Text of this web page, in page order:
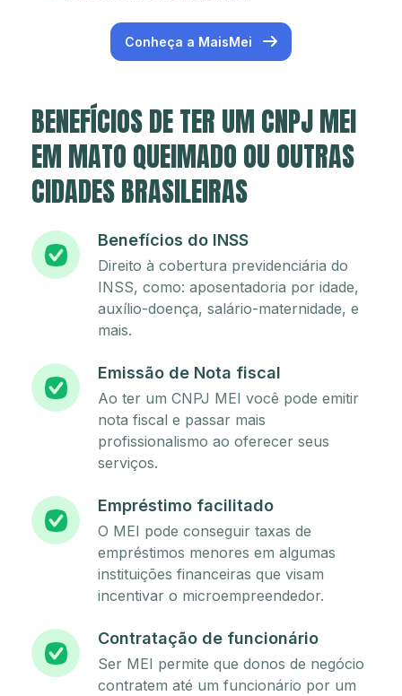
Conheça a MaisMei
BENEFÍCIOS DE TER UM CNPJ MEI
EM MATO QUEIMADO OU OUTRAS
CIDADES BRASILEIRAS
Benefícios do INSS
Direito à cobertura previdenciária do
INSS, como: aposentadoria por idade,
auxílio-doença, salário-maternidade, e
mais.
Emissão de Nota fiscal
Ao ter um CNPJ MEI você pode emitir
nota fiscal e passar mais
profissionalismo ao oferecer seus
serviços.
Empréstimo facilitado
O MEI pode conseguir taxas de
empréstimos menores em algumas
instituições financeiras que visam
incentivar o microempreendedor.
Contratação de funcionário
Ser MEI permite que donos de negócio
contratem até um funcionário por um